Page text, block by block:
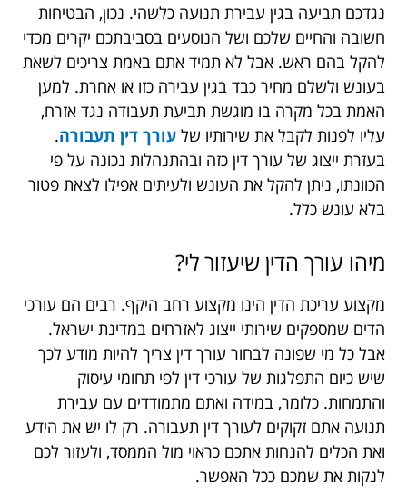
נגדכם תביעה בגין עבירת תנועה כלשהי. נכון, הבטיחות
חשובה והחיים שלכם ושל הנוסעים בסביבתכם יקרים מכדי
להקל בהם ראש. אבל לא תמיד אתם באמת צריכים לשאת
בעונש ולשלם מחיר כבד בגין עבירה כזו או אחרת. למען
האמת בכל מקרה בו מוגשת תביעת תעבודה נגד אזרח,
עליו לפנות לקבל את שירותיו של עורך דין תעבורה.
בעזרת ייצוג של עורך דין כזה ובהתנהלות נכונה על פי
הכוונתו, ניתן להקל את העונש ולעיתים אפילו לצאת פטור
בלא עונש כלל.
מיהו עורך הדין שיעזור לי?
מקצוע עריכת הדין הינו מקצוע רחב היקף. רבים הם עורכי
הדים שמספקים שירותי ייצוג לאזרחים במדינת ישראל.
אבל כל מי שפונה לבחור עורך דין צריך להיות מודע לכך
שיש כיום התפלגות של עורכי דין לפי תחומי עיסוק
והתמחות. כלומר, במידה ואתם מתמודדים עם עבירת
תנועה אתם זקוקים לעורך דין תעבורה. רק לו יש את הידע
ואת הכלים להנחות אתכם כראוי מול הממסד, ולעזור לכם
לנקות את שמכם ככל האפשר.